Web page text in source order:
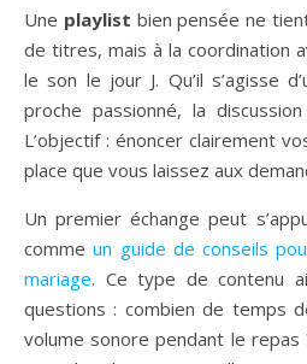
Une playlist bien pensée ne
de titres, mais à la coordination
le son le jour J. Qu’il s’agisse
proche passionné, la
L’objectif : énoncer clairement
place que vous laissez aux
Un premier échange peut
commeun guide de conseils
mariage. Ce type de contenu
questions : combien de temps
volume sonore pendant le repas